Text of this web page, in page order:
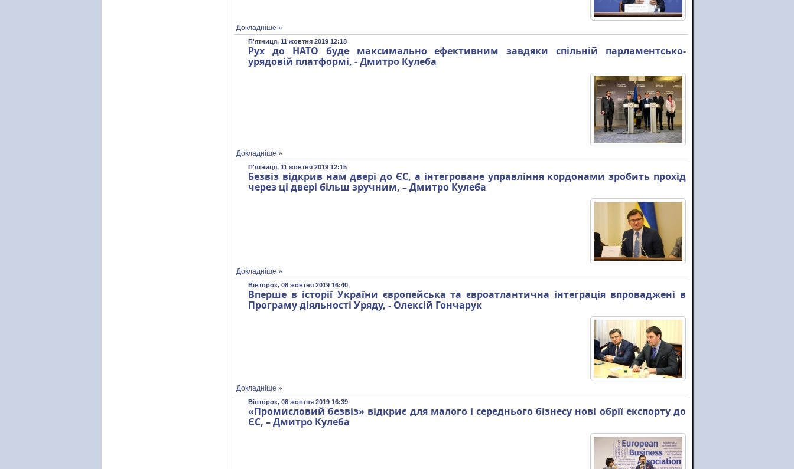
Докладніше »
П'ятниця, 11 жовтня 2019 12:18
Рух до НАТО буде максимально ефективним завдяки спільній парламентсько-
урядовій платформі, - Дмитро Кулеба
Докладніше »
П'ятниця, 11 жовтня 2019 12:15
Безвіз відкрив нам двері до ЄС, а інтегроване управління кордонами зробить прохід
через ці двері більш зручним, – Дмитро Кулеба
Докладніше »
Вівторок, 08 жовтня 2019 16:40
Вперше в історії України європейська та євроатлантична інтеграція впроваджені в
Програму діяльності Уряду, - Олексій Гончарук
Докладніше »
Вівторок, 08 жовтня 2019 16:39
«Промисловий безвіз» відкриє для малого і середнього бізнесу нові обрії експорту до
ЄС, – Дмитро Кулеба